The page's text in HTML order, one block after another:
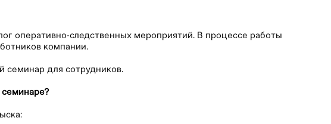
оперативно-следственных мероприятий. В процессе работы
компании.⠀
семинар для сотрудников.